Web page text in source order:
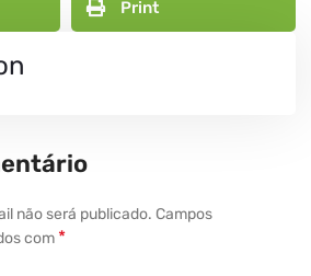
Print
não será publicado. Campos
com *